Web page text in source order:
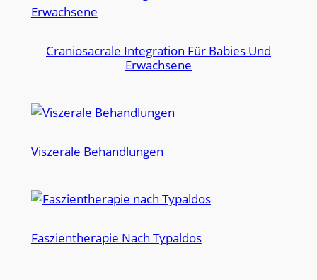
Craniosacrale Integration Für Babies Und
Erwachsene
Viszerale Behandlungen
Faszientherapie Nach Typaldos